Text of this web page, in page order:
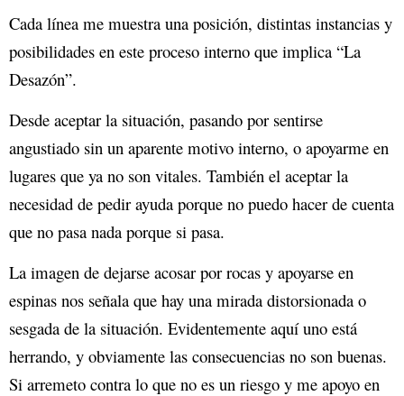
Cada línea me muestra una posición, distintas instancias y
posibilidades en este proceso interno que implica “La
Desazón”.
Desde aceptar la situación, pasando por sentirse
angustiado sin un aparente motivo interno, o apoyarme en
lugares que ya no son vitales. También el aceptar la
necesidad de pedir ayuda porque no puedo hacer de cuenta
que no pasa nada porque si pasa.
La imagen de dejarse acosar por rocas y apoyarse en
espinas nos señala que hay una mirada distorsionada o
sesgada de la situación. Evidentemente aquí uno está
herrando, y obviamente las consecuencias no son buenas.
Si arremeto contra lo que no es un riesgo y me apoyo en